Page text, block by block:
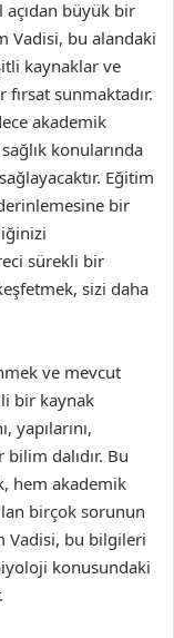
büyük bir
Vadisi, bu alandaki
kaynaklar ve
sunmaktadır.
akademik
konularında
Eğitim
bir
sürekli bir
sizi daha
ve mevcut
bir kaynak
yapılarını,
dalıdır. Bu
hem akademik
birçok sorunun
Vadisi, bu bilgileri
konusundaki